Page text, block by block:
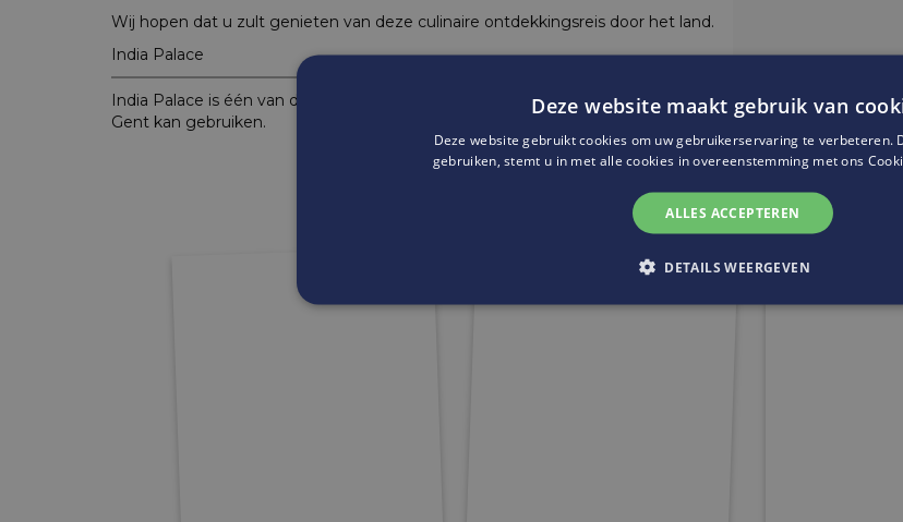
Wij hopen dat u zult genieten van deze culinaire ontdekkingsreis door het land.
India Palace
India Palace is één van de
waar je jouw Cadeaubon
Gent kan gebruiken.
Website:https://
Deze website maakt gebruik van
Deze website gebruikt cookies om uw gebruikerservaring te verbeteren.
gebruiken, stemt u in met alle cookies in overeenstemming met ons
ALLES ACCEPTEREN
DETAILS WEERGEVEN